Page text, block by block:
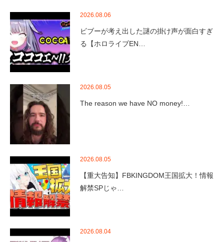
2026.08.06
ビブーが考え出した謎の掛け声が面白すぎ
る【ホロライブEN…
2026.08.05
The reason we have NO money!…
2026.08.05
【重大告知】FBKINGDOM王国拡大！情報
解禁SPじゃ…
2026.08.04